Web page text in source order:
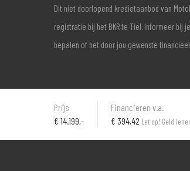
Dit niet doorlopend kredietaanbod van
registratie bij het BKR te Tiel. Informeer bij
bepalen of het door jou gewenste
Prijs
€ 14.199,-
Financieren v.a.
€ 394,42 Let op! Geld